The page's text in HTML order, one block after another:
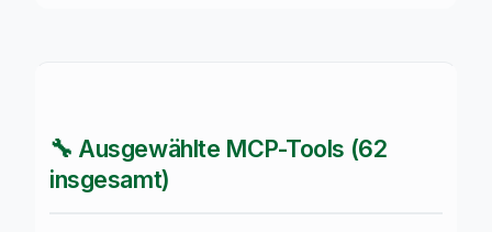
🔧 Ausgewählte MCP-Tools (62
insgesamt)